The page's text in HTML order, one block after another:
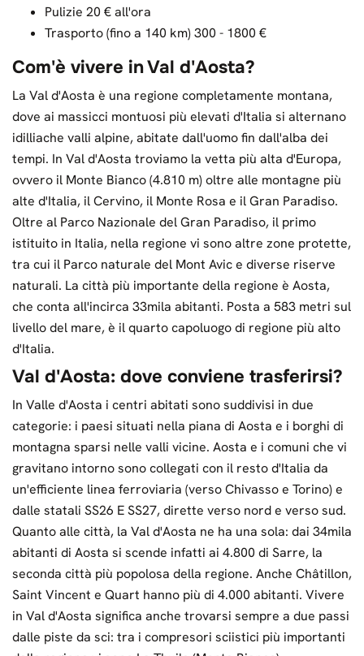
Pulizie 20 € all'ora
Trasporto (fino a 140 km) 300 - 1800 €
Com'è vivere in Val d'Aosta?
La Val d'Aosta è una regione completamente montana,
dove ai massicci montuosi più elevati d'Italia si alternano
idilliache valli alpine, abitate dall'uomo fin dall'alba dei
tempi. In Val d'Aosta troviamo la vetta più alta d'Europa,
ovvero il Monte Bianco (4.810 m) oltre alle montagne più
alte d'Italia, il Cervino, il Monte Rosa e il Gran Paradiso.
Oltre al Parco Nazionale del Gran Paradiso, il primo
istituito in Italia, nella regione vi sono altre zone protette,
tra cui il Parco naturale del Mont Avic e diverse riserve
naturali. La città più importante della regione è Aosta,
che conta all'incirca 33mila abitanti. Posta a 583 metri sul
livello del mare, è il quarto capoluogo di regione più alto
d'Italia.
Val d'Aosta: dove conviene trasferirsi?
In Valle d'Aosta i centri abitati sono suddivisi in due
categorie: i paesi situati nella piana di Aosta e i borghi di
montagna sparsi nelle valli vicine. Aosta e i comuni che vi
gravitano intorno sono collegati con il resto d'Italia da
un'efficiente linea ferroviaria (verso Chivasso e Torino) e
dalle statali SS26 E SS27, dirette verso nord e verso sud.
Quanto alle città, la Val d'Aosta ne ha una sola: dai 34mila
abitanti di Aosta si scende infatti ai 4.800 di Sarre, la
seconda città più popolosa della regione. Anche Châtillon,
Saint Vincent e Quart hanno più di 4.000 abitanti. Vivere
in Val d'Aosta significa anche trovarsi sempre a due passi
dalle piste da sci: tra i compresori sciistici più importanti